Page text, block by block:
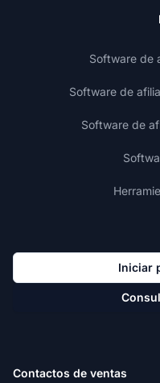
Software de
Software de
Software de
Iniciar
Contactos de ventas